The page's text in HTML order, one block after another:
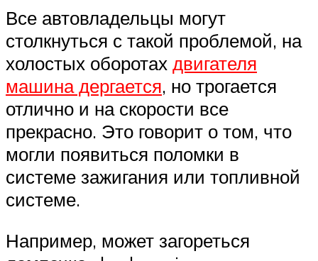
Все автовладельцы могут
столкнуться с такой проблемой, на
холостых оборотах двигателя
машина дергается, но трогается
отлично и на скорости все
прекрасно. Это говорит о том, что
могли появиться поломки в
системе зажигания или топливной
системе.
Например, может загореться